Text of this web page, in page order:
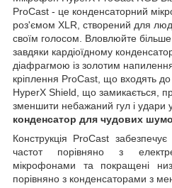
ProCast - це конденсаторний
роз'ємом XLR, створений для
своїм голосом. Вловлюйте
завдяки кардіоїдному
діафрагмою із золотим
кріплення ProCast, що входять до
HyperX Shield, що замикається,
зменшити небажаний гул і удари
конденсатор для чудових
Конструкція ProCast
частот порівняно з
мікрофонами та покращені
порівняно з конденсаторами з